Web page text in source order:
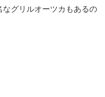
グリルオーツカもあるの